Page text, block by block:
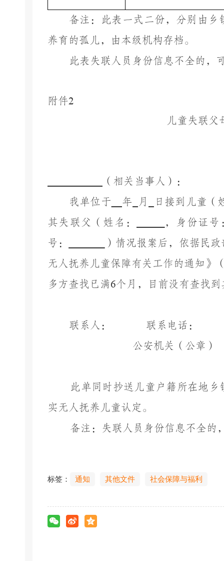
备注：此表一式 二份，分别由乡
养育的孤儿，由本级机构存档。
此表失联人员身份信息不全的，
附件2
儿童失联父
（相关当事人）：
我单位于
年 月
日接到儿童（
其失联父（姓名：
，身份证号
号：
）情况报案后，依据民
无人抚养儿童保障有关工作的通知》
多方查找已满6个月，目前没有查找到
联系人：
联系电话：
公安机关（公章）
此单同时抄送儿童户籍所在地
实无人抚养儿童认定。
备注：失联人员身份信息不全的
标签： 通知 其他文件 社会保障与福利